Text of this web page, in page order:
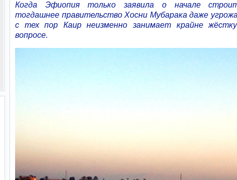
Когда Эфиопия только заявила о начале
тогдашнее правительство Хосни Мубарака даже
с тех пор Каир неизменно занимает крайне
вопросе.